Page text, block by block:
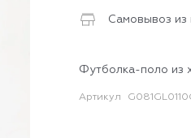
Самовывоз из
Футболка-поло из
Артикул